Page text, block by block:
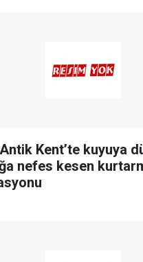
Kent’te kuyuya
nefes kesen